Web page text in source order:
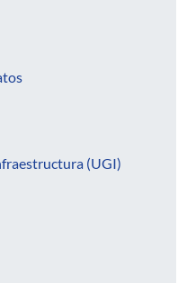
(UGI)